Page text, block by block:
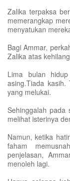
Zalika terpaksa
memerangkap
menyatukan
Bagi Ammar,
Zalika atas
Lima bulan
asing.Tiada
yang melukai.
Sehinggalah pada
melihat isterinya
Namun, ketika
faham
penjelasan,
menoleh lagi.